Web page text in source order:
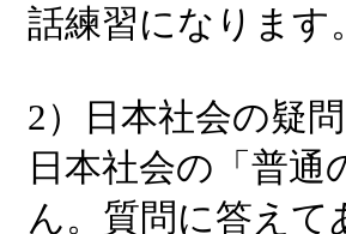
トークセッシ
対面するオフ
みます。あな